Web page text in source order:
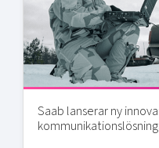
Saab lanserar ny